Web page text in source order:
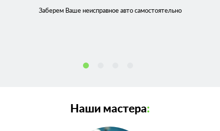
Заберем Ваше неисправноеавто самостоятельно
Наши мастера: